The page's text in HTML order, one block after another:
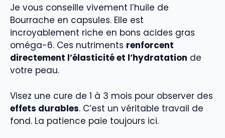
Je vous conseille vivement l’huile de
Bourrache en capsules. Elle est
incroyablement riche en bons acides gras
oméga-6. Ces nutriments renforcent
directement l’élasticité et l’hydratation de
votre peau.
Visez une cure de 1 à 3 mois pour observer des
effets durables. C’est un véritable travail de
fond. La patience paie toujours ici.